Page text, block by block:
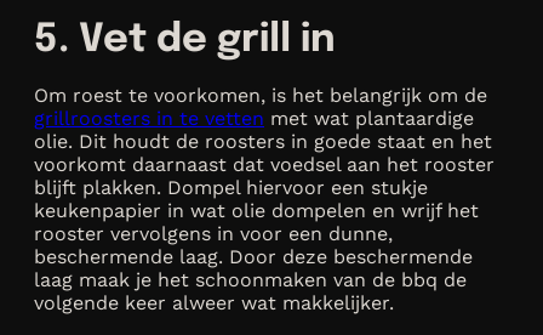
5. Vet de grill in
Om roest te voorkomen, is het belangrijk om de
grillroosters in te vetten met wat plantaardige
olie. Dit houdt de roosters in goede staat en het
voorkomt daarnaast dat voedsel aan het rooster
blijft plakken. Dompel hiervoor een stukje
keukenpapier in wat olie dompelen en wrijf het
rooster vervolgens in voor een dunne,
beschermende laag. Door deze beschermende
laag maak je het schoonmaken van de bbq de
volgende keer alweer wat makkelijker.